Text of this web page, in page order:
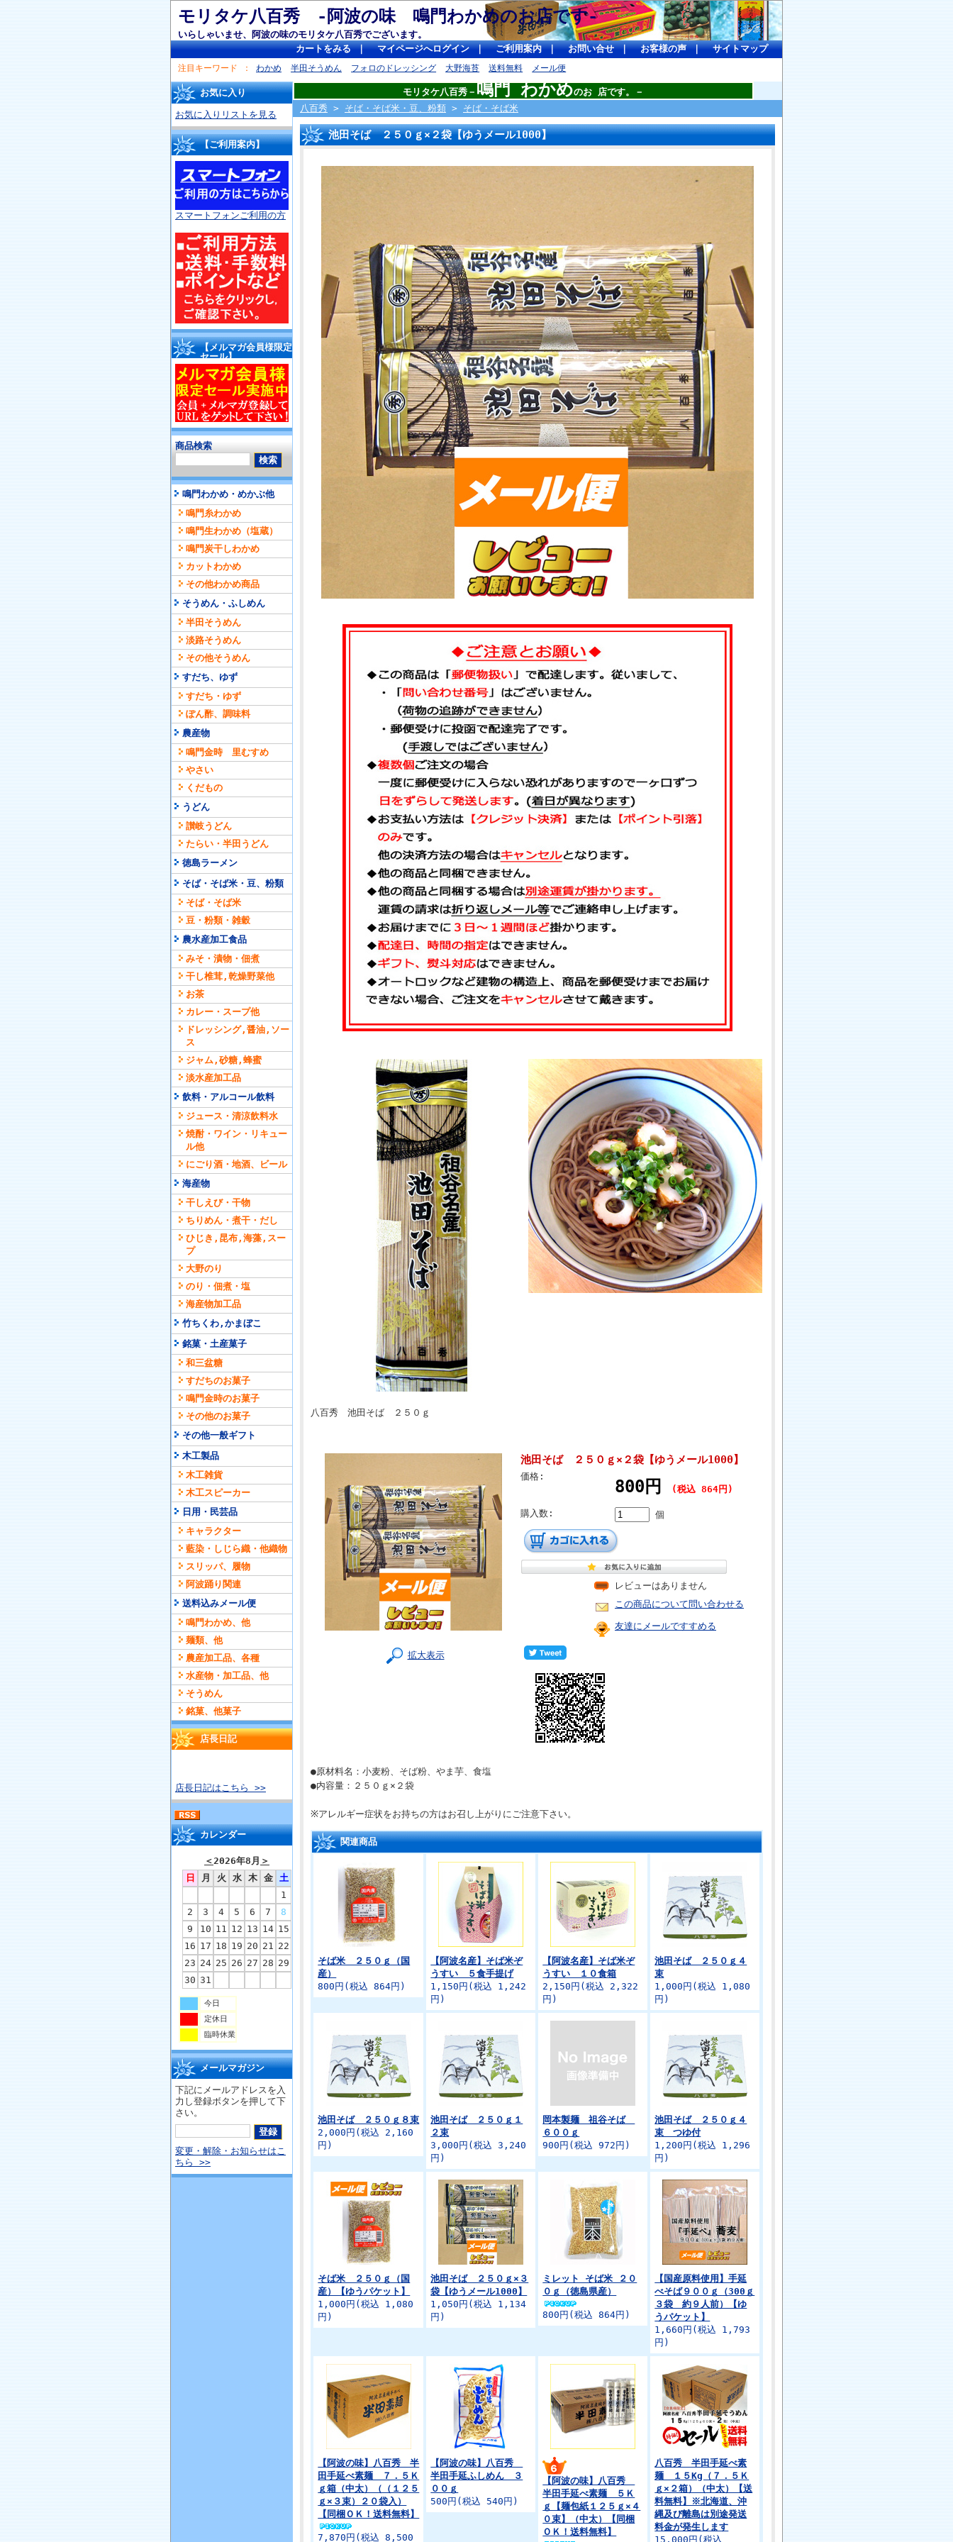
モリタケ八百秀 -阿波の味 鳴門わかめのお店です-
いらしゃいませ、阿波の味のモリタケ八百秀でございます。
カートをみる｜ マイページへログイン｜ ご利用案内｜ お問い合せ｜ お客様の声｜ サイトマップ
注目キーワード わかめ 半田そうめん フォロのドレッシング 大野海苔 送料無料 メール便
お気に入り
お気に入りリストを見る
【ご利用案内】
スマートフォンご利用の方
【メルマガ会員様限定
セール】
商品検索
鳴門わかめ・めかぶ他
鳴門糸わかめ
鳴門生わかめ（塩蔵）
鳴門炭干しわかめ
カットわかめ
その他わかめ商品
そうめん・ふしめん
半田そうめん
淡路そうめん
その他そうめん
すだち、ゆず
すだち・ゆず
ぽん酢、調味料
農産物
鳴門金時 里むすめ
やさい
くだもの
うどん
讃岐うどん
たらい・半田うどん
徳島ラーメン
そば・そば米・豆、粉類
そば・そば米
豆・粉類・雑穀
農水産加工食品
みそ・漬物・佃煮
干し椎茸,乾燥野菜他
お茶
カレー・スープ他
ドレッシング,醤油,ソー
ス
ジャム,砂糖,蜂蜜
淡水産加工品
飲料・アルコール飲料
ジュース・清涼飲料水
焼酎・ワイン・リキュー
ル他
にごり酒・地酒、ビール
海産物
干しえび・干物
ちりめん・煮干・だし
ひじき,昆布,海藻,スー
プ
大野のり
のり・佃煮・塩
海産物加工品
竹ちくわ,かまぼこ
銘菓・土産菓子
和三盆糖
すだちのお菓子
鳴門金時のお菓子
その他のお菓子
その他一般ギフト
木工製品
木工雑貨
木工スピーカー
日用・民芸品
キャラクター
藍染・しじら織・他織物
スリッパ、履物
阿波踊り関連
送料込みメール便
鳴門わかめ、他
麺類、他
農産加工品、各種
水産物・加工品、他
そうめん
銘菓、他菓子
店長日記
店長日記はこちら >>
カレンダー
＜2026年8月 ＞
日
月 火 水 木 金
土
1
2
3 4 5 6 7
8
9
10 11 12 13 14 15
16 17 18 19 20 21 22
23 24 25 26 27 28 29
30 31
今日
定休日
臨時休業
メールマガジン
下記にメールアドレスを入
力し登録ボタンを押して下
さい。
変更・解除・お知らせはこ
ちら >>
モリタケ八百秀－ 鳴門 わかめのお 店です。－
八百秀 > そば・そば米・豆、粉類 > そば・そば米
池田そば ２５０ｇ×２袋【ゆうメール1000】
八百秀 池田そば ２５０ｇ
拡大表示
池田そば ２５０ｇ×２袋【ゆうメール1000】
価格:
800円 (税込 864円)
購入数: 個
レビューはありません
この商品について問い合わせる
友達にメールですすめる
●原材料名：小麦粉、そば粉、やま芋、食塩
●内容量：２５０ｇ×２袋
※アレルギー症状をお持ちの方はお召し上がりにご注意下さい。
関連商品
そば米 ２５０ｇ（国
産）
800円(税込 864円)
【阿波名産】そば米ぞ
うすい ５食手提げ
1,150円(税込 1,242
円)
【阿波名産】そば米ぞ
うすい １０食箱
2,150円(税込 2,322
円)
池田そば ２５０ｇ４
束
1,000円(税込 1,080
円)
池田そば ２５０ｇ８束
2,000円(税込 2,160
円)
池田そば ２５０ｇ１
２束
3,000円(税込 3,240
円)
岡本製麺 祖谷そば
６００ｇ
900円(税込 972円)
池田そば ２５０ｇ４
束 つゆ付
1,200円(税込 1,296
円)
そば米 ２５０ｇ（国
産）【ゆうパケット】
1,000円(税込 1,080
円)
池田そば ２５０ｇ×３
袋【ゆうメール1000】
1,050円(税込 1,134
円)
ミレット そば米 ２０
０ｇ（徳島県産）
800円(税込 864円)
【国産原料使用】手延
べそば９００ｇ（300ｇ
３袋 約９人前）【ゆ
うパケット】
1,660円(税込 1,793
円)
【阿波の味】八百秀 半
田手延べ素麺 ７．５Ｋ
ｇ箱（中太）（（１２５
ｇ×３束）２０袋入）
【同梱ＯＫ！送料無料】
7,870円(税込 8,500
【阿波の味】八百秀
半田手延ふしめん ３
００ｇ
500円(税込 540円)
【阿波の味】八百秀
半田手延べ素麺 ５Ｋ
ｇ【麺包紙１２５ｇ×４
０束】（中太）【同梱
ＯＫ！送料無料】
八百秀 半田手延べ素
麺 １５Kg（７．５Ｋ
ｇ×２箱）（中太）【送
料無料】※北海道、沖
縄及び離島は別途発送
料金が発生します
15,000円(税込